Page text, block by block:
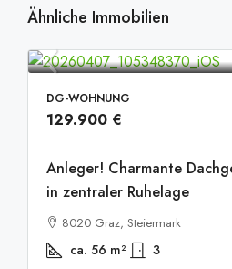
Ähnliche Immobilien
DG-WOHNUNG
129.900 €
Anleger! Charmante
in zentraler Ruhelage
8020 Graz, Steiermark
ca. 56 m² 3